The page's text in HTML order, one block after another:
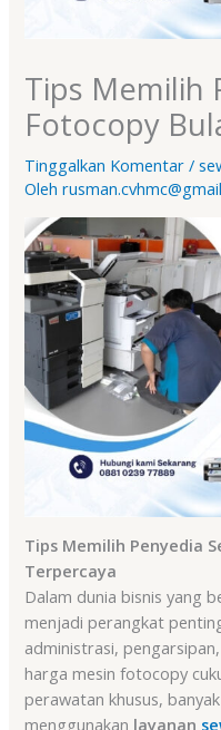
Tips Memilih
Fotocopy
Tinggalkan Komentar /
Oleh
Tips Memilih Penyedia
Terpercaya
Dalam dunia bisnis yang
menjadi perangkat
administrasi,
harga mesin fotocopy
perawatan khusus,
menggunakan layanan